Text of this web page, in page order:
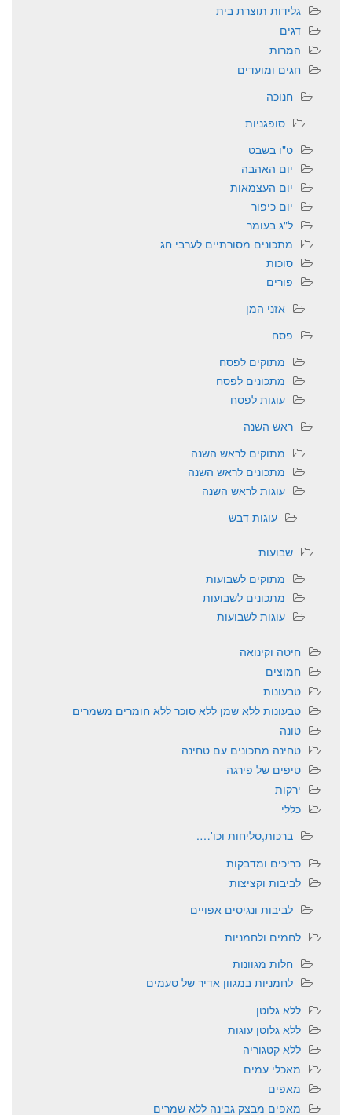
גלידות תוצרת בית
דגים
המרות
חגים ומועדים
חנוכה
סופגניות
ט"ו בשבט
יום האהבה
יום העצמאות
יום כיפור
ל"ג בעומר
מתכונים מסורתיים לערבי חג
סוכות
פורים
אזני המן
פסח
מתוקים לפסח
מתכונים לפסח
עוגות לפסח
ראש השנה
מתוקים לראש השנה
מתכונים לראש השנה
עוגות לראש השנה
עוגות דבש
שבועות
מתוקים לשבועות
מתכונים לשבועות
עוגות לשבועות
חיטה וקינואה
חמוצים
טבעונות
טבעונות ללא שמן ללא סוכר ללא חומרים משמרים
טונה
טחינה מתכונים עם טחינה
טיפים של פירגה
ירקות
כללי
ברכות,סליחות וכו'….
כריכים ומדבקות
לביבות וקציצות
לביבות ונגיסים אפויים
לחמים ולחמניות
חלות מגוונות
לחמניות במגוון אדיר של טעמים
ללא גלוטן
ללא גלוטן עוגות
ללא קטגוריה
מאכלי עמים
מאפים
מאפים מבצק גבינה ללא שמרים